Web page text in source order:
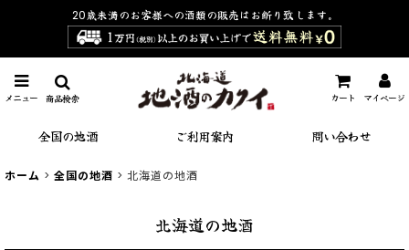
20歳未満のお客様への酒類の販売は お断り致します。
メニュー カート マイページ
全国の地酒 ご利用案内 問い合わせ
商品検索
ホーム > 全国の地酒 > 北海道の地酒
北海道の地酒